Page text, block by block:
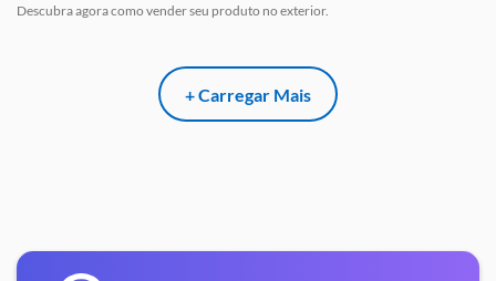
Descubra agora como vender seu produto no exterior.
+ Carregar Mais